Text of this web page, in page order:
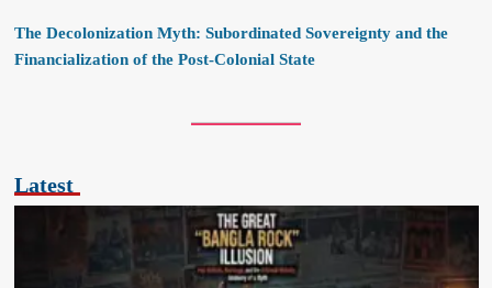
The Decolonization Myth: Subordinated Sovereignty and the
Financialization of the Post-Colonial State
Latest